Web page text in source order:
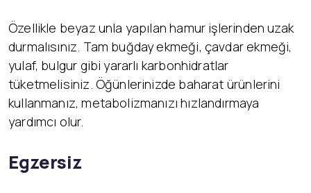
Özellikle beyaz unla yapılan hamur işlerinden uzak
durmalısınız. Tam buğday ekmeği, çavdar ekmeği,
yulaf, bulgur gibi yararlı karbonhidratlar
tüketmelisiniz. Öğünlerinizde baharat ürünlerini
kullanmanız, metabolizmanızı hızlandırmaya
yardımcı olur.
Egzersiz